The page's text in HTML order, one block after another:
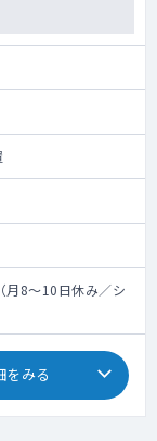
8～10日休み／シ
をみる